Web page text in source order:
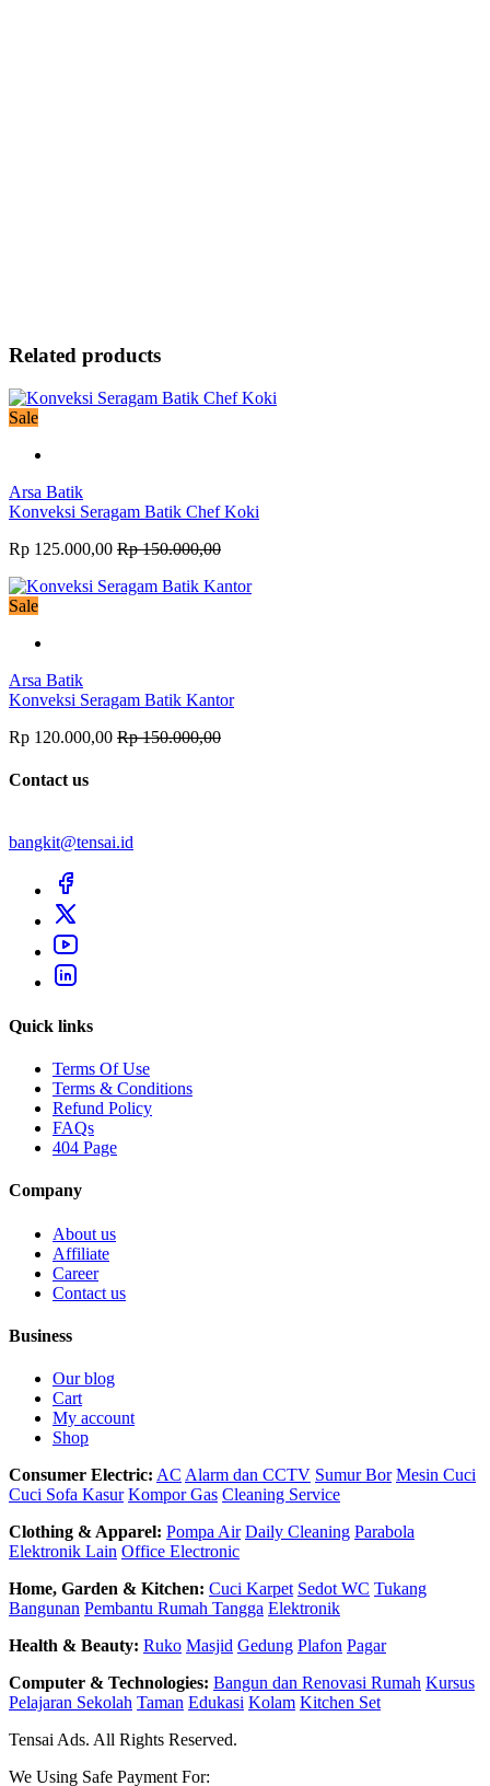
Related products
Sale
Arsa Batik
Konveksi Seragam Batik Chef Koki
Rp 125.000,00 Rp 150.000,00
Sale
Arsa Batik
Konveksi Seragam Batik Kantor
Rp 120.000,00 Rp 150.000,00
Contact us
bangkit@tensai.id
Quick links
Terms Of Use
Terms & Conditions
Refund Policy
FAQs
404 Page
Company
About us
Affiliate
Career
Contact us
Business
Our blog
Cart
My account
Shop
Consumer Electric: AC Alarm dan CCTV Sumur Bor Mesin Cuci
Cuci Sofa Kasur Kompor Gas Cleaning Service
Clothing & Apparel: Pompa Air Daily Cleaning Parabola
Elektronik Lain Office Electronic
Home, Garden & Kitchen: Cuci Karpet Sedot WC Tukang
Bangunan Pembantu Rumah Tangga Elektronik
Health & Beauty: Ruko Masjid Gedung Plafon Pagar
Computer & Technologies: Bangun dan Renovasi Rumah Kursus
Pelajaran Sekolah Taman Edukasi Kolam Kitchen Set
Tensai Ads. All Rights Reserved.
We Using Safe Payment For: